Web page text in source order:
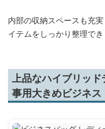
内部の収納スペースも充
イテムをしっかり整理でき
上品なハイブリッ
事用大きめビジネ